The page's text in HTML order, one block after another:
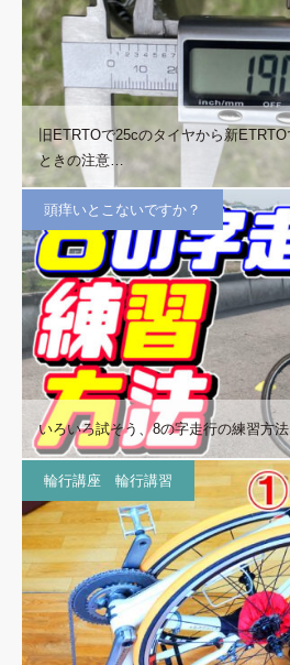
旧ETRTOで25cのタイヤから新
ときの注意…
頭痒いとこないですか？
いろいろ試そう、8の字走行の練習方法
輪行講座 輪行講習